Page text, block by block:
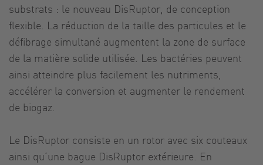
substrats : le nouveau DisRuptor, de conception
flexible. La réduction de la taille des particules et le
défibrage simultané augmentent la zone de surface
de la matière solide utilisée. Les bactéries peuvent
ainsi atteindre plus facilement les nutriments,
accélérer la conversion et augmenter le rendement
de biogaz.
Le DisRuptor consiste en un rotor avec six couteaux
ainsi qu‘une bague DisRuptor extérieure. En